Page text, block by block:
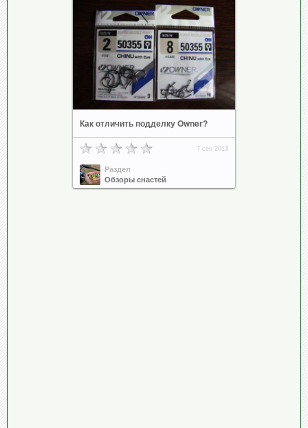
Как отличить подделку Owner?
7 сен 2013
Раздел
Обзоры снастей